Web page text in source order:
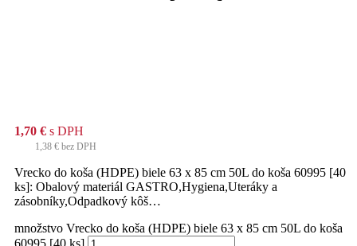
1,70 € s DPH
1,38 € bez DPH
Vrecko do koša (HDPE) biele 63 x 85 cm 50L do koša 60995 [40
ks]: Obalový materiál GASTRO,Hygiena,Uteráky a
zásobníky,Odpadkový kôš…
množstvo Vrecko do koša (HDPE) biele 63 x 85 cm 50L do koša
60995 [40 ks]